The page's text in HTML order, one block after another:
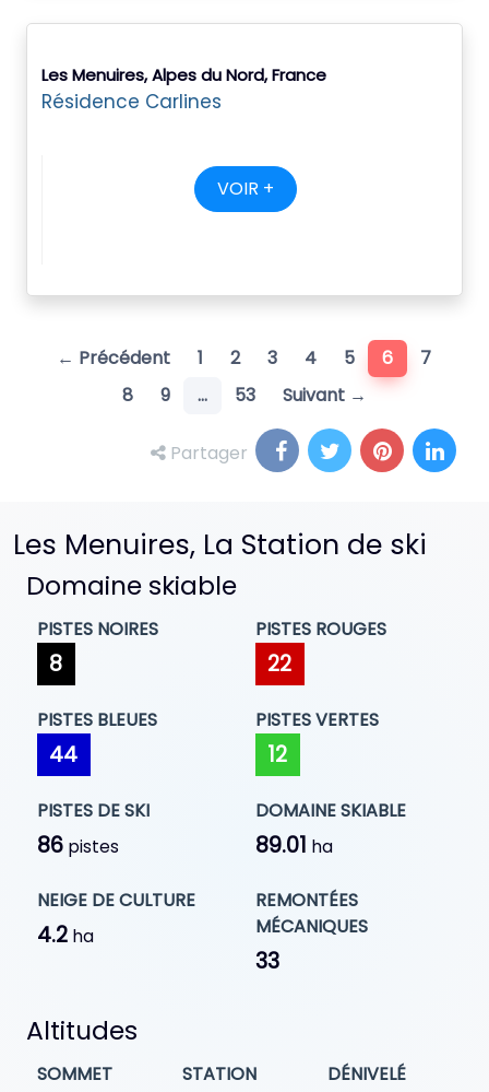
Les Menuires, Alpes du Nord, France
Résidence Carlines
VOIR +
← Précédent 1 2 3 4 5 6(current)
7
8
9 … 53 Suivant →
Partager
Les Menuires, La Station de ski
Domaine skiable
PISTES NOIRES
8
PISTES ROUGES
22
PISTES BLEUES
44
PISTES VERTES
12
PISTES DE SKI
86 pistes
DOMAINE SKIABLE
89.01 ha
NEIGE DE CULTURE
4.2 ha
REMONTÉES
MÉCANIQUES
33
Altitudes
SOMMET STATION DÉNIVELÉ